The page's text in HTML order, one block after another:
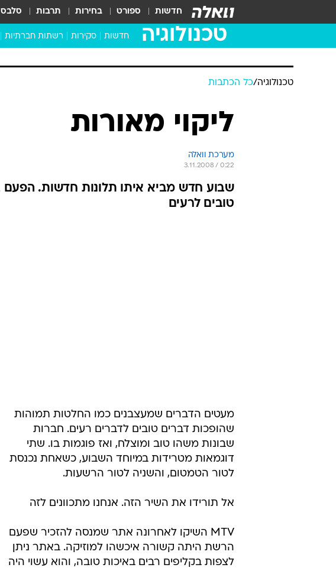
חדשות ספורט בחירות תרבות סלבס
טכנולוגיה חדשות סקירות רשתות חברתיות
טכנולוגיה/כל הכתבות
ליקוי מאורות
מערכת וואלה
3.11.2008 / 0:22
טובים לרעים
מעטים הדברים שמעצבנים כמו החלטות תמוהות
שהופכות דברים טובים לדברים רעים. חברות
שבונות משהו טוב ומוצלח, ואז פוגמות בו. שתי
דוגמאות מטרידות במיוחד השבוע, כשאחת נכנסת
לטור הטמטום, והשניה לטור הרשעות.
אל תורידו את השיר הזה. אנחנו מתכוונים לזה
MTV השיקו לאחרונה אתר שמנסה להזכיר שפעם
הרשת היתה קשורה איכשהו למוזיקה. באתר ניתן
לצפות בקליפים רבים באיכות טובה, והוא עשוי היה